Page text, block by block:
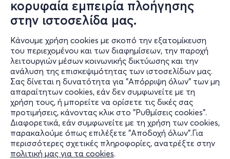
κορυφαία εμπειρία πλοήγησης
στην ιστοσελίδα μας.
Κάνουμε χρήση cookies με σκοπό την εξατομίκευση
του περιεχομένου και των διαφημίσεων, την παροχή
λειτουργιών μέσων κοινωνικής δικτύωσης και την
ανάλυση της επισκεψιμότητας των ιστοσελίδων μας.
Σας δίνεται η δυνατότητα για "Απόρριψη όλων" των μη
απαραίτητων cookies, εάν δεν συμφωνείτε με τη
χρήση τους, ή μπορείτε να ορίσετε τις δικές σας
προτιμήσεις, κάνοντας κλικ στο "Ρυθμίσεις cookies".
Διαφορετικά, εάν συμφωνείτε με τη χρήση των cookies,
παρακαλούμε όπως επιλέξετε "Αποδοχή όλων".Για
περισσότερες σχετικές πληροφορίες, ανατρέξτε στην
πολιτική μας για τα cookies.